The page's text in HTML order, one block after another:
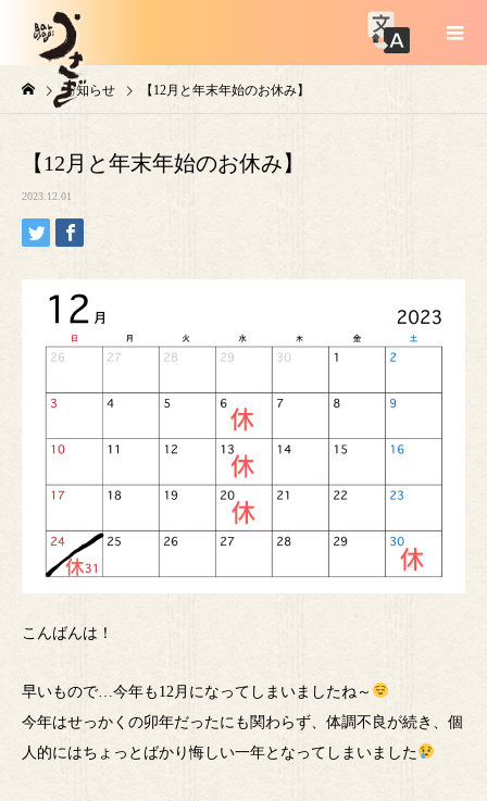
お知らせ 【12月と年末年始のお休み】
【12月と年末年始のお休み】
2023.12.01
こんばんは！
早いもので…今年も12月になってしまいましたね～
今年はせっかくの卯年だったにも関わらず、体調不良が続き、個
人的にはちょっとばかり悔しい一年となってしまいました